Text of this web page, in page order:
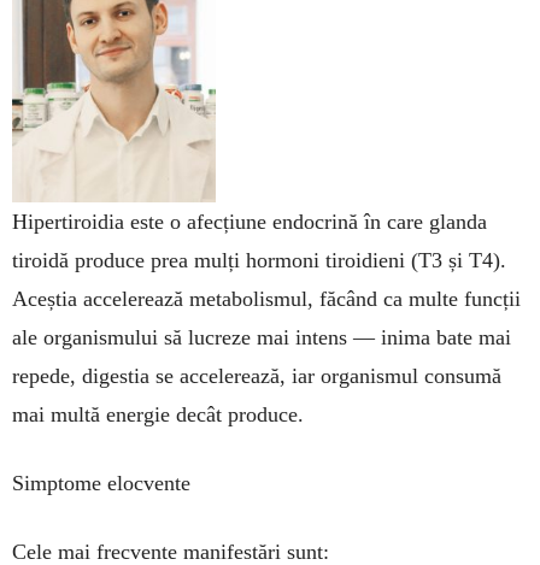
Hipertiroidia este o afecțiune endocrină în care glanda
tiroidă produce prea mulți hormoni tiroidieni (T3 și T4).
Aceștia accelerează metabolismul, făcând ca multe funcții
ale organismului să lucreze mai intens — inima bate mai
repede, digestia se accelerează, iar organismul consumă
mai multă energie decât produce.
Simptome elocvente
Cele mai frecvente manifestări sunt: